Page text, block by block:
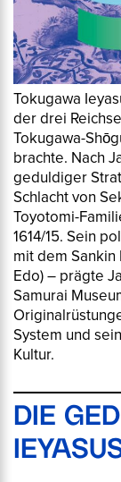
Tokugawa
der drei
Tokugawa-
brachte. Nach
geduldiger
Schlacht von
Toyotomi-
1614/15. Sein
mit dem
Edo) – prägte
Samurai
System und
Kultur.
DIE